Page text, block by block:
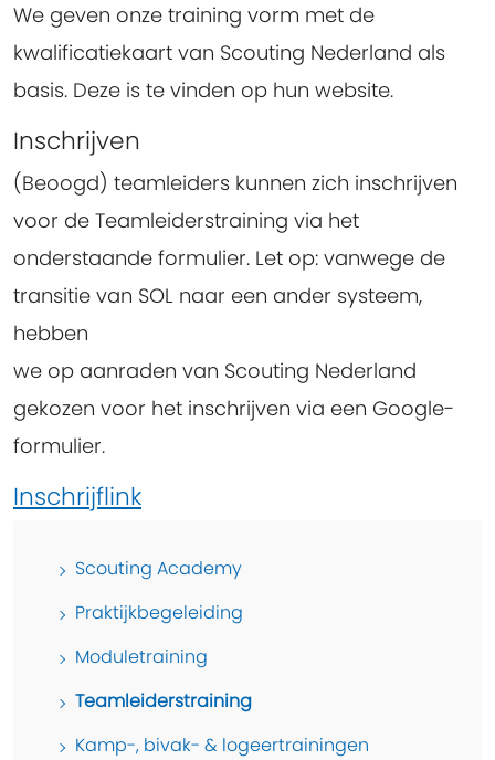
We geven onze training vorm met de
kwalificatiekaart van Scouting Nederland als
basis. Deze is te vinden op hun website.
Inschrijven
(Beoogd) teamleiders kunnen zich inschrijven
voor de Teamleiderstraining via het
onderstaande formulier. Let op: vanwege de
transitie van SOL naar een ander systeem,
hebben
we op aanraden van Scouting Nederland
gekozen voor het inschrijven via een Google-
formulier.
Inschrijflink
Scouting Academy
Praktijkbegeleiding
Moduletraining
Teamleiderstraining
Kamp-, bivak- & logeertrainingen